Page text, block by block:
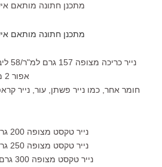
נייר
אפור 2 מ"מ/2.5 מ"מ/3 מ"מ
חומר אחר, כמו נייר פשתן, עור, נייר
נייר טקסט מצופה 200 גרם למ"ר / 74 ליברות
נייר טקסט מצופה 250 גרם למ"ר / 92 ליברות
נייר טקסט מצופה 300 גרם למ"ר / 111 ליברות